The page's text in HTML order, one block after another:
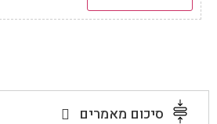
סיכום מאמרים